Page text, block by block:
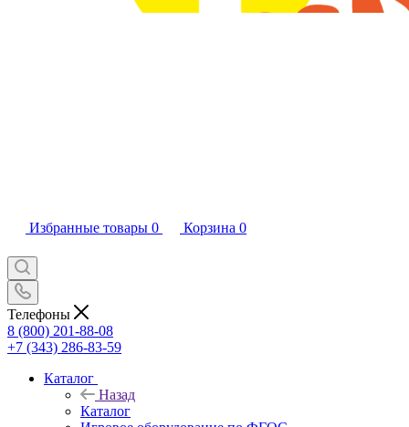
Избранные товары 0 Корзина 0
Телефоны
8 (800) 201-88-08
+7 (343) 286-83-59
Каталог
Назад
Каталог